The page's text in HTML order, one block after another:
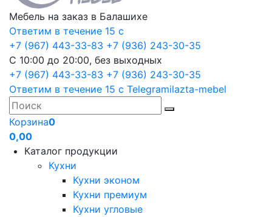
Мебель на заказ в Балашихе
Ответим в течение 15 с
+7 (967) 443-33-83 +7 (936) 243-30-35
С 10:00 до 20:00, без выходных
+7 (967) 443-33-83 +7 (936) 243-30-35
Ответим в течение 15 с Telegramilazta-mebel
Корзина0
0,00
Каталог продукции
Кухни
Кухни эконом
Кухни премиум
Кухни угловые